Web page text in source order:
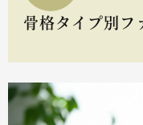
骨格タイプ別フ